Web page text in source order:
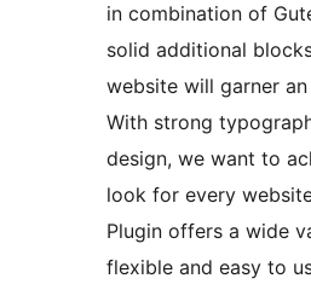
in combination of
solid additional
website will garner
With strong
design, we want to
look for every
Plugin offers a wide
flexible and easy to